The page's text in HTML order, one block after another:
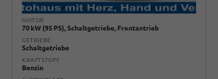
MOTOR
70 kW (95 PS), Schaltgetriebe, Frontantrieb
GETRIEBE
Schaltgetriebe
KRAFTSTOFF
Benzin